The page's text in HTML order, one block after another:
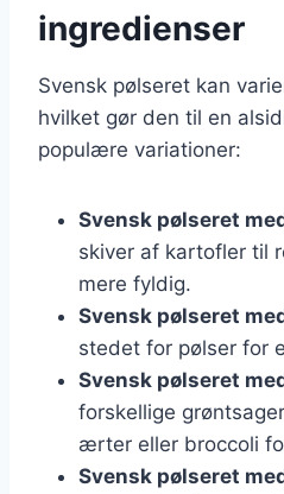
ingredienser
Svensk pølseret kan
hvilket gør den til en
populære variationer:
Svensk pølseret
skiver af kartofler til
mere fyldig.
Svensk pølseret
stedet for pølser for
Svensk pølseret
forskellige
ærter eller broccoli
Svensk pølseret